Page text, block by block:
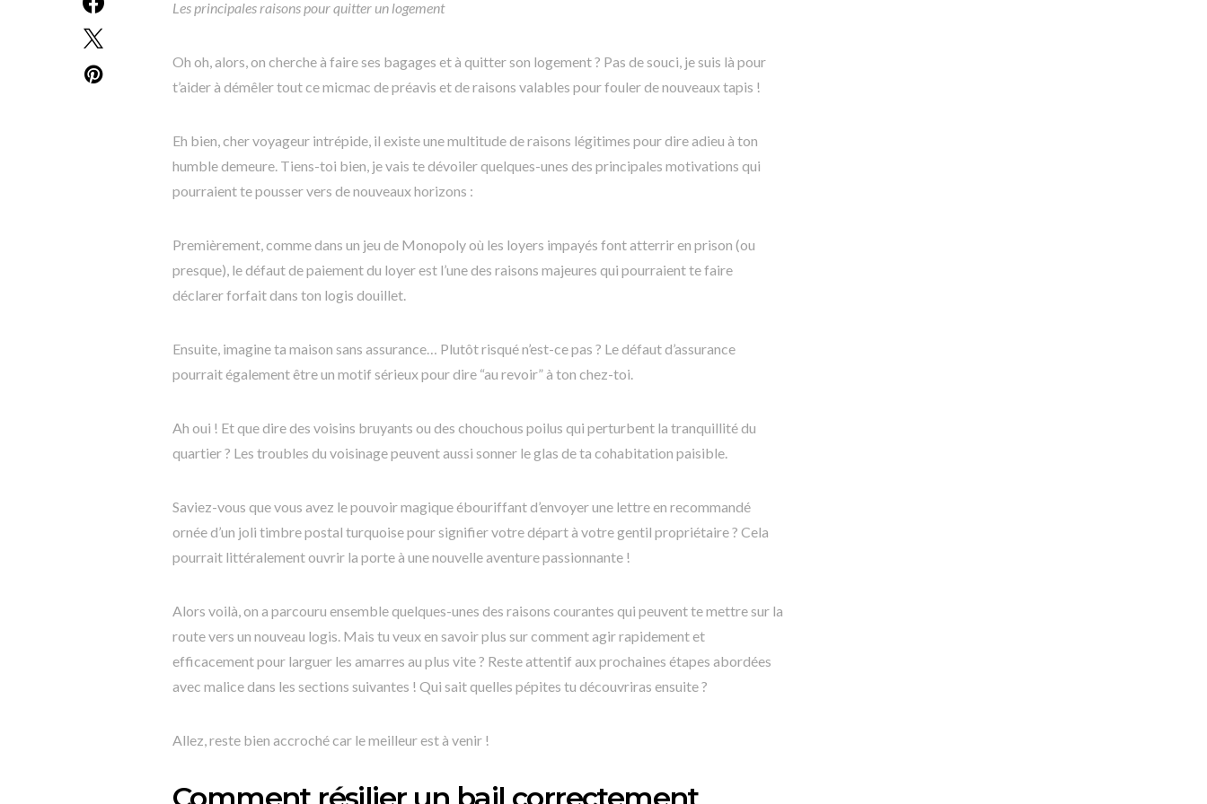
Les principales raisons pour quitter un logement
Oh oh, alors, on cherche à faire ses bagages et à quitter son logement ? Pas de souci, je suis là pour
t’aider à démêler tout ce micmac de préavis et de raisons valables pour fouler de nouveaux tapis !
Eh bien, cher voyageur intrépide, il existe une multitude de raisons légitimes pour dire adieu à ton
humble demeure. Tiens-toi bien, je vais te dévoiler quelques-unes des principales motivations qui
pourraient te pousser vers de nouveaux horizons :
Premièrement, comme dans un jeu de Monopoly où les loyers impayés font atterrir en prison (ou
presque), le défaut de paiement du loyer est l’une des raisons majeures qui pourraient te faire
déclarer forfait dans ton logis douillet.
Ensuite, imagine ta maison sans assurance… Plutôt risqué n’est-ce pas ? Le défaut d’assurance
pourrait également être un motif sérieux pour dire “au revoir” à ton chez-toi.
Ah oui ! Et que dire des voisins bruyants ou des chouchous poilus qui perturbent la tranquillité du
quartier ? Les troubles du voisinage peuvent aussi sonner le glas de ta cohabitation paisible.
Saviez-vous que vous avez le pouvoir magique ébouriffant d’envoyer une lettre en recommandé
ornée d’un joli timbre postal turquoise pour signifier votre départ à votre gentil propriétaire ? Cela
pourrait littéralement ouvrir la porte à une nouvelle aventure passionnante !
Alors voilà, on a parcouru ensemble quelques-unes des raisons courantes qui peuvent te mettre sur la
route vers un nouveau logis. Mais tu veux en savoir plus sur comment agir rapidement et
efficacement pour larguer les amarres au plus vite ? Reste attentif aux prochaines étapes abordées
avec malice dans les sections suivantes ! Qui sait quelles pépites tu découvriras ensuite ?
Allez, reste bien accroché car le meilleur est à venir !